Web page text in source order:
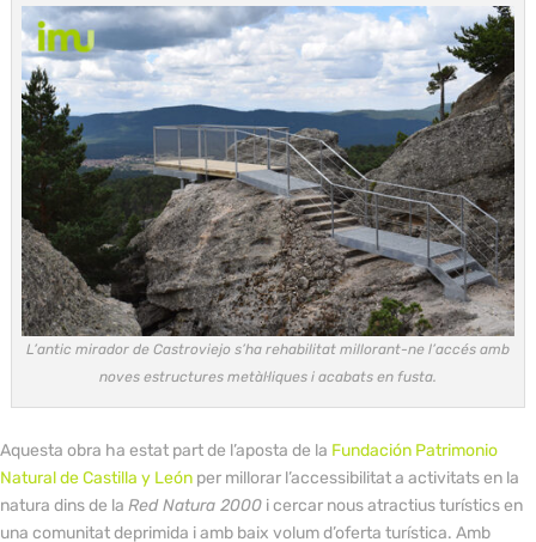
L’antic mirador de Castroviejo s’ha rehabilitat millorant-ne l’accés amb
noves estructures metàl·liques i acabats en fusta.
Aquesta obra ha estat part de l’aposta de la Fundación Patrimonio
Natural de Castilla y León per millorar l’accessibilitat a activitats en la
natura dins de la Red Natura 2000 i cercar nous atractius turístics en
una comunitat deprimida i amb baix volum d’oferta turística. Amb